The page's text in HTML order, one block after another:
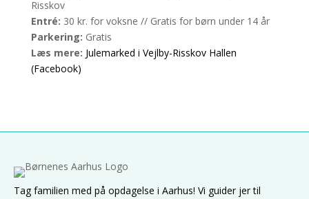
Risskov
Entré: 30 kr. for voksne // Gratis for børn under 14 år
Parkering: Gratis
Læs mere: Julemarked i Vejlby-Risskov Hallen
(Facebook)
Tag familien med på opdagelse i Aarhus! Vi guider jer til